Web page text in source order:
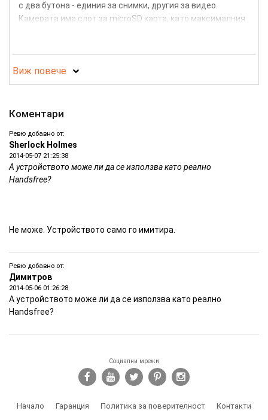
с два бутона - единия за снимки, другия за видео.
Камерата има слот за microSD карта, като максималния
която позволява около 25 минути запис.
За да прегледате или прехвърлите направените записи
трябва само да включите камерата към компютър.
системи, без да е нужно инсталиране на драйвери.
Камера с висока резолюция в Handsfree
Видео инструкции на: Камера с висока резолюция в
Виж повече
Коментари
Ревю добавно от:
Sherlock Holmes
2014-05-07 21:25:38
А устройството може ли да се използва като реално
Handsfree?
Не може. Устройството само го имитира.
Ревю добавно от:
Димитров
2014-05-06 01:26:28
А устройството може ли да се използва като реално
Handsfree?
Социални мрежи
Начало Гаранция Политика за поверителност Контакти